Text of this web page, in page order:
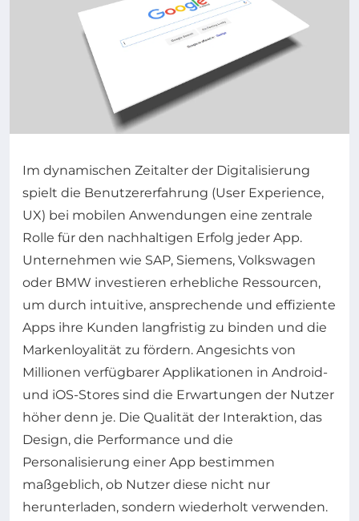
Im dynamischen Zeitalter der Digitalisierung
spielt die Benutzererfahrung (User Experience,
UX) bei mobilen Anwendungen eine zentrale
Rolle für den nachhaltigen Erfolg jeder App.
Unternehmen wie SAP, Siemens, Volkswagen
oder BMW investieren erhebliche Ressourcen,
um durch intuitive, ansprechende und effiziente
Apps ihre Kunden langfristig zu binden und die
Markenloyalität zu fördern. Angesichts von
Millionen verfügbarer Applikationen in Android-
und iOS-Stores sind die Erwartungen der Nutzer
höher denn je. Die Qualität der Interaktion, das
Design, die Performance und die
Personalisierung einer App bestimmen
maßgeblich, ob Nutzer diese nicht nur
herunterladen, sondern wiederholt verwenden.